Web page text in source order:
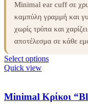
Minimal ear cuff σε
καμπύλη γραμμή και
χωρίς τρύπα και
αποτέλεσμα σε κάθε
Select options
Quick view
Minimal Κρίκοι